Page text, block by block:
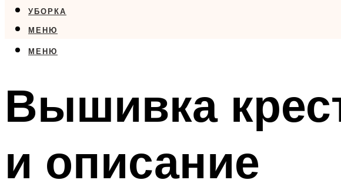
УБОРКА
МЕНЮ
МЕНЮ
Вышивка
и описание